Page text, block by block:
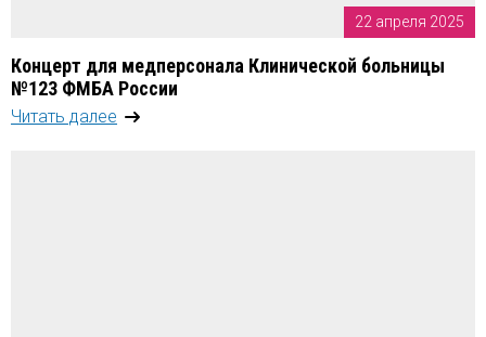
22 апреля 2025
Концерт для медперсонала Клинической больницы
№123 ФМБА России
Читать далее